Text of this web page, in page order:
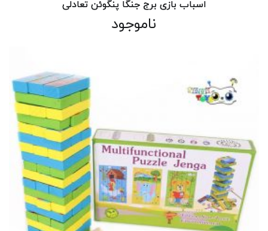
اسباب بازی برج جنگا پنگوئن تعادلی
ناموجود